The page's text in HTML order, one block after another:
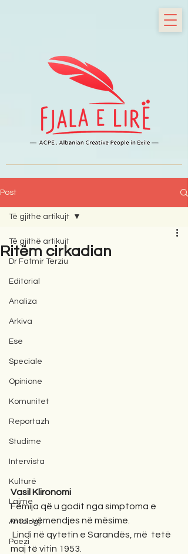
Post
Të gjithë artikujt
Dr Fatmir Terziu
Editorial
Analiza
Arkiva
Ese
Speciale
Opinione
Komunitet
Reportazh
Studime
Intervista
Kulturë
Lajme
Antologji
Poezi
Të gjithë artikujt
Ritëm cirkadian
Vasil Klironomi
Fëmija që u godit nga simptoma e
mos-vëmendjes në mësime.
maj të vitin 1953.